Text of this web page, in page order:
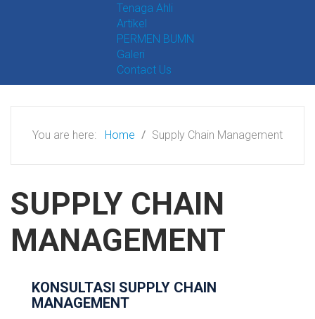
Tenaga Ahli
Artikel
PERMEN BUMN
Galeri
Contact Us
You are here: Home Supply Chain Management
SUPPLY CHAIN
MANAGEMENT
KONSULTASI SUPPLY CHAIN
MANAGEMENT